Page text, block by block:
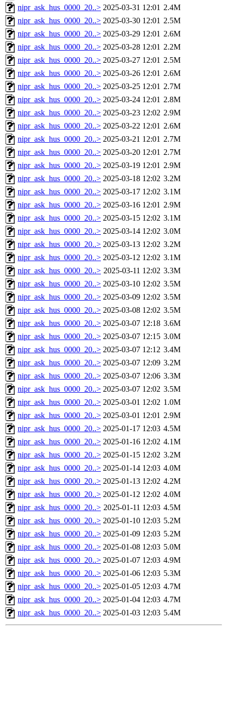
nipr_ask_hus_0000_20..> 2025-03-31 12:01 2.4M
nipr_ask_hus_0000_20..> 2025-03-30 12:01 2.5M
nipr_ask_hus_0000_20..> 2025-03-29 12:01 2.6M
nipr_ask_hus_0000_20..> 2025-03-28 12:01 2.2M
nipr_ask_hus_0000_20..> 2025-03-27 12:01 2.5M
nipr_ask_hus_0000_20..> 2025-03-26 12:01 2.6M
nipr_ask_hus_0000_20..> 2025-03-25 12:01 2.7M
nipr_ask_hus_0000_20..> 2025-03-24 12:01 2.8M
nipr_ask_hus_0000_20..> 2025-03-23 12:02 2.9M
nipr_ask_hus_0000_20..> 2025-03-22 12:01 2.6M
nipr_ask_hus_0000_20..> 2025-03-21 12:01 2.7M
nipr_ask_hus_0000_20..> 2025-03-20 12:01 2.7M
nipr_ask_hus_0000_20..> 2025-03-19 12:01 2.9M
nipr_ask_hus_0000_20..> 2025-03-18 12:02 3.2M
nipr_ask_hus_0000_20..> 2025-03-17 12:02 3.1M
nipr_ask_hus_0000_20..> 2025-03-16 12:01 2.9M
nipr_ask_hus_0000_20..> 2025-03-15 12:02 3.1M
nipr_ask_hus_0000_20..> 2025-03-14 12:02 3.0M
nipr_ask_hus_0000_20..> 2025-03-13 12:02 3.2M
nipr_ask_hus_0000_20..> 2025-03-12 12:02 3.1M
nipr_ask_hus_0000_20..> 2025-03-11 12:02 3.3M
nipr_ask_hus_0000_20..> 2025-03-10 12:02 3.5M
nipr_ask_hus_0000_20..> 2025-03-09 12:02 3.5M
nipr_ask_hus_0000_20..> 2025-03-08 12:02 3.5M
nipr_ask_hus_0000_20..> 2025-03-07 12:18 3.6M
nipr_ask_hus_0000_20..> 2025-03-07 12:15 3.0M
nipr_ask_hus_0000_20..> 2025-03-07 12:12 3.4M
nipr_ask_hus_0000_20..> 2025-03-07 12:09 3.2M
nipr_ask_hus_0000_20..> 2025-03-07 12:06 3.3M
nipr_ask_hus_0000_20..> 2025-03-07 12:02 3.5M
nipr_ask_hus_0000_20..> 2025-03-01 12:02 1.0M
nipr_ask_hus_0000_20..> 2025-03-01 12:01 2.9M
nipr_ask_hus_0000_20..> 2025-01-17 12:03 4.5M
nipr_ask_hus_0000_20..> 2025-01-16 12:02 4.1M
nipr_ask_hus_0000_20..> 2025-01-15 12:02 3.2M
nipr_ask_hus_0000_20..> 2025-01-14 12:03 4.0M
nipr_ask_hus_0000_20..> 2025-01-13 12:02 4.2M
nipr_ask_hus_0000_20..> 2025-01-12 12:02 4.0M
nipr_ask_hus_0000_20..> 2025-01-11 12:03 4.5M
nipr_ask_hus_0000_20..> 2025-01-10 12:03 5.2M
nipr_ask_hus_0000_20..> 2025-01-09 12:03 5.2M
nipr_ask_hus_0000_20..> 2025-01-08 12:03 5.0M
nipr_ask_hus_0000_20..> 2025-01-07 12:03 4.9M
nipr_ask_hus_0000_20..> 2025-01-06 12:03 5.3M
nipr_ask_hus_0000_20..> 2025-01-05 12:03 4.7M
nipr_ask_hus_0000_20..> 2025-01-04 12:03 4.7M
nipr_ask_hus_0000_20..> 2025-01-03 12:03 5.4M